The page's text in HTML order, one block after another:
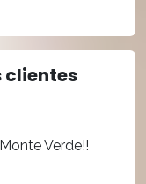
clientes
Verde!!